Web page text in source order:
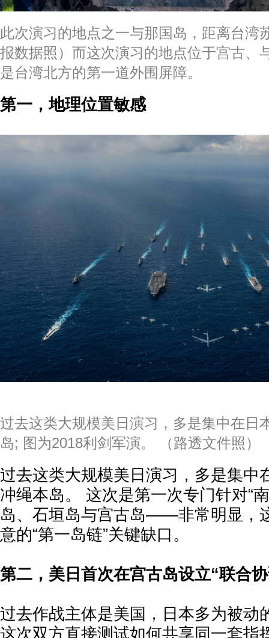
此次演习的地点之一与那国岛，距离台湾
报数据照）而这次演习的地点位于宫古、
是台湾北方的第一道外围屏障。
第一，地理位置敏感
过去这类大规模美日演习，多是集中在日
岛; 图为2018利剑军演。 （路透文件照）
过去这类大规模美日演习，多是集中
冲绳本岛。 这次是第一次专门针对“
岛、石垣岛与宫古岛——非常明显，
意的“第一岛链”关键缺口。
第二，美日首次在宫古岛设立“联合
过去作战主体是美国，日本多为被动
这次双方直接测试如何共享同一套指